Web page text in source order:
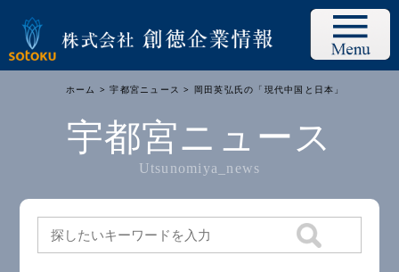
ホーム >宇都宮ニュース > 岡田英弘氏の「現代中国と日本」
宇都宮ニュース
Utsunomiya_news